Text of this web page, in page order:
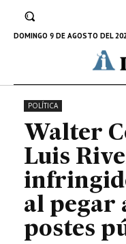
DOMINGO 9 DE AGOSTO DEL
infracción en
prohibida en
9 DE
POLÍTICA
Walter
Luis
al pegar
postes